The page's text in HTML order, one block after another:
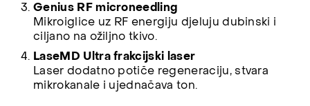
Genius RF microneedling
Mikroiglice uz RF energiju djeluju dubinski i
ciljano na ožiljno tkivo.
LaseMD Ultra frakcijski laser
Laser dodatno potiče regeneraciju, stvara
mikrokanale i ujednačava ton.